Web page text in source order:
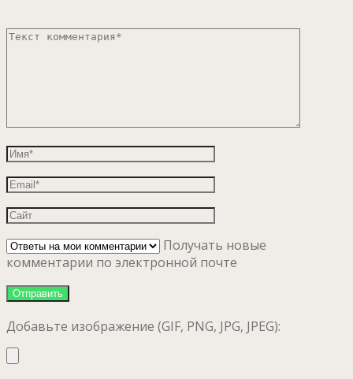
Получать новые
комментарии по электронной почте
Добавьте изображение (GIF, PNG, JPG, JPEG):